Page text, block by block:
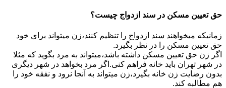
حق تعیین مسکن در سند ازدواج چیست؟
زمانیکه میخواهند سند ازدواج را تنظیم کنند،زن میتواند برای خود
حق تعیین مسکن را در نظر بگیرد.
اگر زن حق تعیین مسکن داشته باشد،میتواند به مرد بگوید که مثلا
در شهر تهران باید خانه فراهم کنی.اگر مرد بخواهد در شهر دیگری
بدون رضایت زن خانه بگیرد،زن میتواند به آنجا نرود و نفقه خود را
هم مطالبه کند.